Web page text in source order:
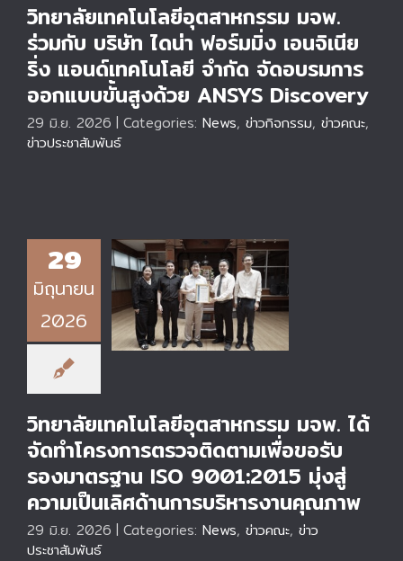
วิทยาลัยเทคโนโลยีอุตสาหกรรม มจพ.
ร่วมกับ บริษัท ไดน่า ฟอร์มมิ่ง เอนจิเนีย
ริ่ง แอนด์เทคโนโลยี จำกัด จัดอบรมการ
ออกแบบขั้นสูงด้วย ANSYS Discovery
29 มิ.ย. 2026 | Categories: News, ข่าวกิจกรรม, ข่าวคณะ,
ข่าวประชาสัมพันธ์
29
มิถุนายน
2026
วิทยาลัยเทคโนโลยี
อุตสาหกรรม มจพ. ได้
จัดทำโครงการตรวจ
ติดตามเพื่อขอรับรอง
มาตรฐาน ISO
9001:2015 มุ่งสู่
วิทยาลัยเทคโนโลยีอุตสาหกรรม มจพ. ได้
จัดทำโครงการตรวจติดตามเพื่อขอรับ
รองมาตรฐาน ISO 9001:2015 มุ่งสู่
ความเป็นเลิศด้านการบริหารงานคุณภาพ
29 มิ.ย. 2026 | Categories: News, ข่าวคณะ, ข่าว
ประชาสัมพันธ์